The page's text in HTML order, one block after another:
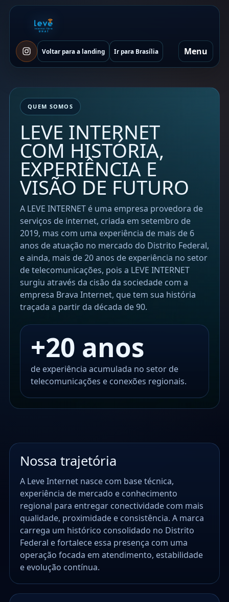
Menu
Voltar para a landing Ir para Brasília
QUEM SOMOS
LEVE INTERNET
COM HISTÓRIA,
EXPERIÊNCIA E
VISÃO DE FUTURO
A LEVE INTERNET é uma empresa provedora de
serviços de internet, criada em setembro de
2019, mas com uma experiência de mais de 6
anos de atuação no mercado do Distrito Federal,
e ainda, mais de 20 anos de experiência no setor
de telecomunicações, pois a LEVE INTERNET
surgiu através da cisão da sociedade com a
empresa Brava Internet, que tem sua história
traçada a partir da década de 90.
+20 anos
de experiência acumulada no setor de
telecomunicações e conexões regionais.
Nossa trajetória
A Leve Internet nasce com base técnica,
experiência de mercado e conhecimento
regional para entregar conectividade com mais
qualidade, proximidade e consistência. A marca
carrega um histórico consolidado no Distrito
Federal e fortalece essa presença com uma
operação focada em atendimento, estabilidade
e evolução contínua.